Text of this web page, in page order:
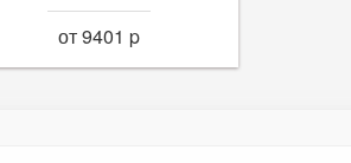
от 9401 p